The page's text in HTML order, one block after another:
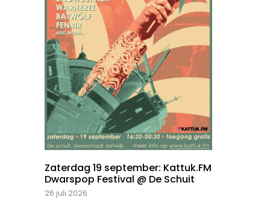
Zaterdag 19 september: Kattuk.FM
Dwarspop Festival @ De Schuit
26 juli 2026